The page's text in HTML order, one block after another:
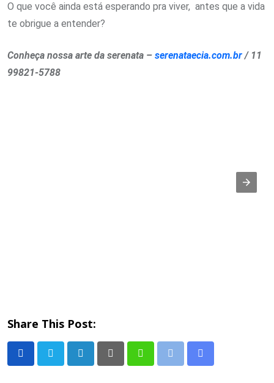
O que você ainda está esperando pra viver, antes que a vida
te obrigue a entender?
Conheça nossa arte da serenata – serenataecia.com.br/ 11
99821-5788
Share This Post: